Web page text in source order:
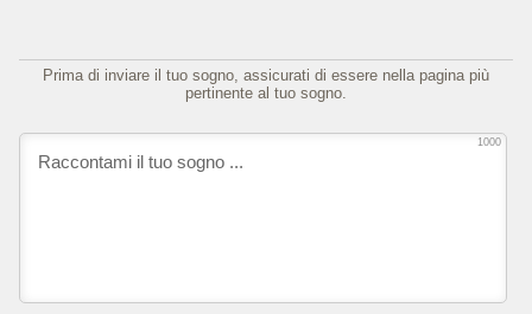
Prima di inviare il tuo sogno, assicurati di essere nella pagina più
pertinente al tuo sogno.
1000